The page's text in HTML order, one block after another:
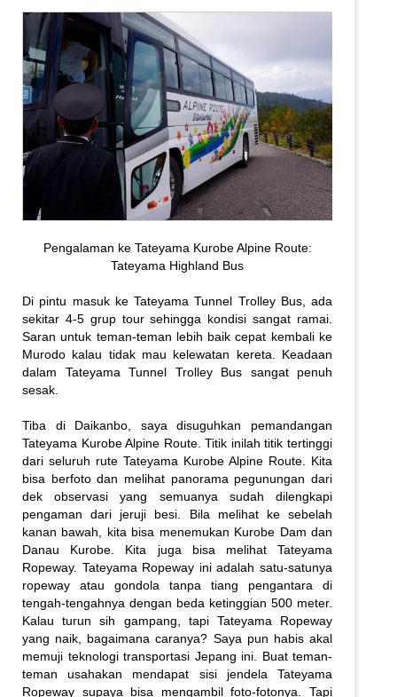
Pengalaman ke Tateyama Kurobe Alpine Route:
Tateyama Highland Bus
Di pintu masuk ke Tateyama Tunnel Trolley Bus, ada
sekitar 4-5 grup tour sehingga kondisi sangat ramai.
Saran untuk teman-teman lebih baik cepat kembali ke
Murodo kalau tidak mau kelewatan kereta. Keadaan
dalam Tateyama Tunnel Trolley Bus sangat penuh
sesak.
Tiba di Daikanbo, saya disuguhkan pemandangan
Tateyama Kurobe Alpine Route. Titik inilah titik tertinggi
dari seluruh rute Tateyama Kurobe Alpine Route. Kita
bisa berfoto dan melihat panorama pegunungan dari
dek observasi yang semuanya sudah dilengkapi
pengaman dari jeruji besi. Bila melihat ke sebelah
kanan bawah, kita bisa menemukan Kurobe Dam dan
Danau Kurobe. Kita juga bisa melihat Tateyama
Ropeway. Tateyama Ropeway ini adalah satu-satunya
ropeway atau gondola tanpa tiang pengantara di
tengah-tengahnya dengan beda ketinggian 500 meter.
Kalau turun sih gampang, tapi Tateyama Ropeway
yang naik, bagaimana caranya? Saya pun habis akal
memuji teknologi transportasi Jepang ini. Buat teman-
teman usahakan mendapat sisi jendela Tateyama
Ropeway supaya bisa mengambil foto-fotonya. Tapi